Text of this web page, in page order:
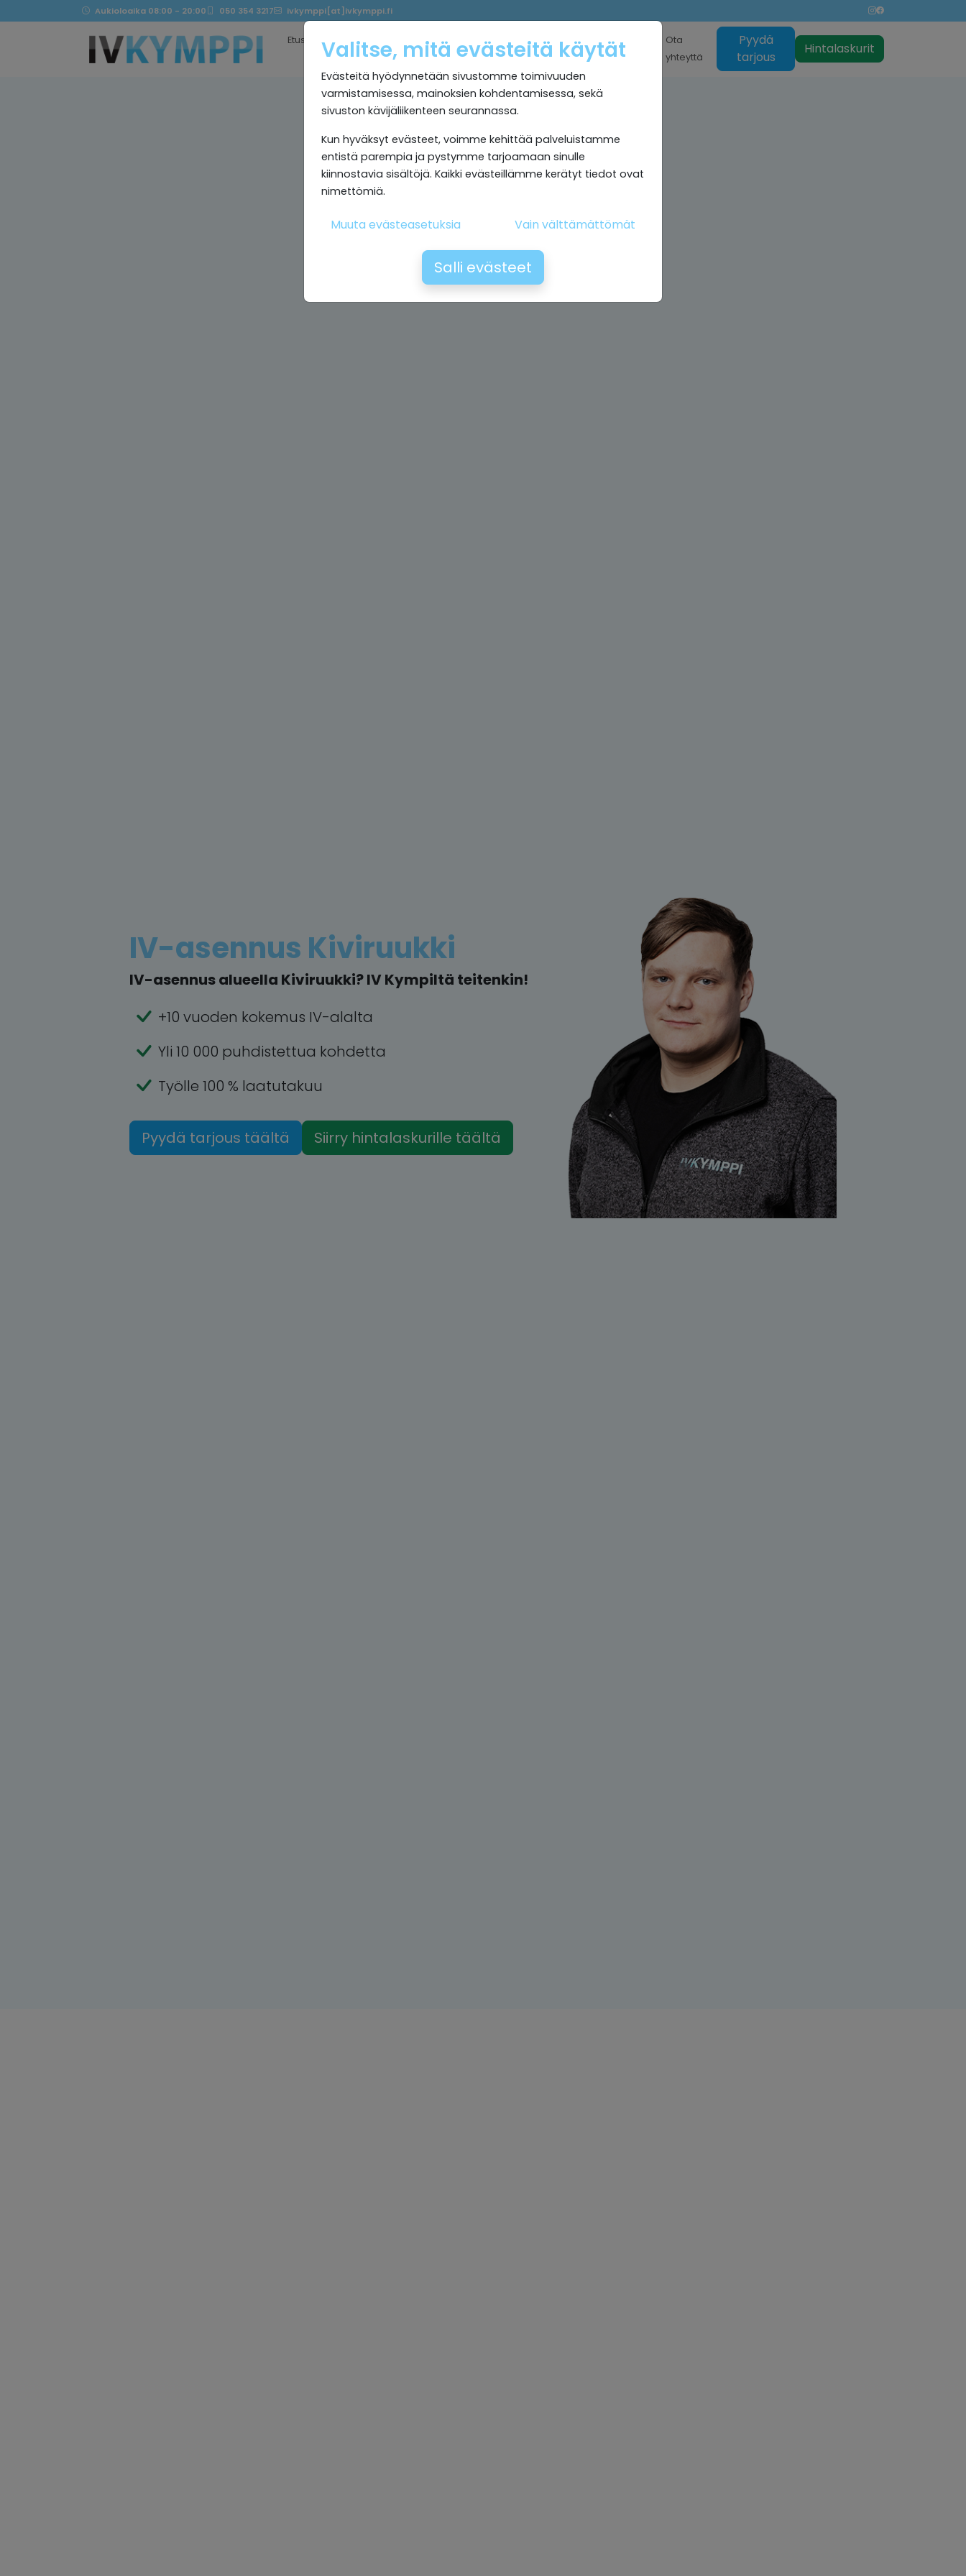
Aukioloaika 08:00 - 20:00 050 354 3217 ivkymppi[at]ivkymppi.fi
Etusivu Palvelumme
Ultrapuhdas
sisäilma
Kymppi
Kokemuksia Rekrytointi
Ota
yhteyttä
Pyydä
tarjous
Hintalaskurit
IV-asennus Kiviruukki
IV-asennus alueella Kiviruukki? IV Kympiltä teitenkin!
+10 vuoden kokemus IV-alalta
Yli 10 000 puhdistettua kohdetta
Työlle 100 % laatutakuu
Pyydä tarjous täältä Siirry hintalaskurille täältä
Valitse, mitä evästeitä käytät
Evästeitä hyödynnetään sivustomme toimivuuden
varmistamisessa, mainoksien kohdentamisessa, sekä
sivuston kävijäliikenteen seurannassa.
Kun hyväksyt evästeet, voimme kehittää palveluistamme
entistä parempia ja pystymme tarjoamaan sinulle
kiinnostavia sisältöjä. Kaikki evästeillämme kerätyt tiedot ovat
nimettömiä.
Muuta evästeasetuksia Vain välttämättömät
Salli evästeet